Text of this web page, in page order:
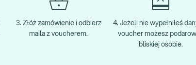
3. Złóż zamówienie i odbierz
maila z voucherem.
4. Jeżeli nie wypełniłeś
voucher możesz
bliskiej osobie.